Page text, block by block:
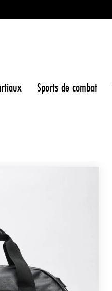
Sports de combat